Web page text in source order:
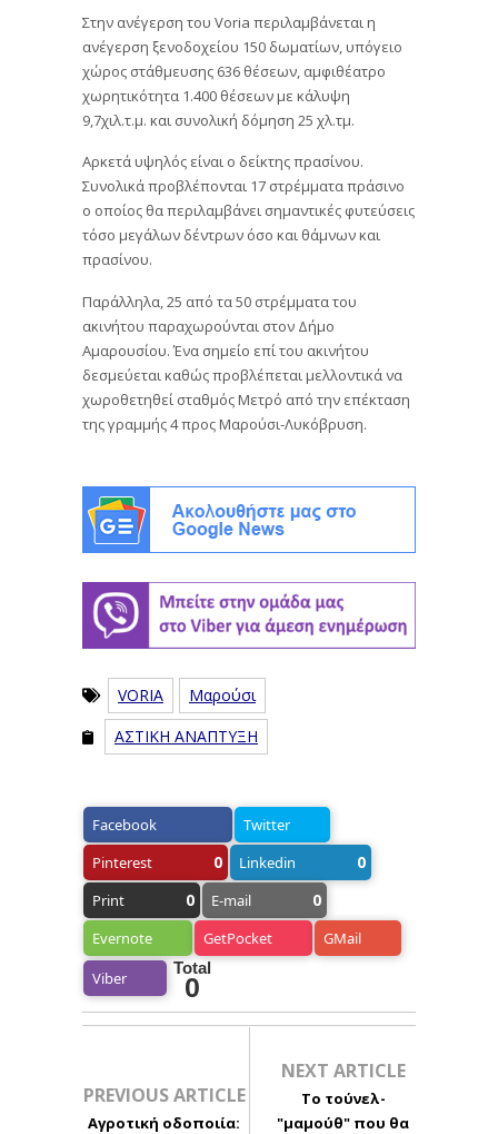
Στην ανέγερση του Voria περιλαμβάνεται η
ανέγερση ξενοδοχείου 150 δωματίων, υπόγειο
χώρος στάθμευσης 636 θέσεων, αμφιθέατρο
χωρητικότητα 1.400 θέσεων με κάλυψη
9,7χιλ.τ.μ. και συνολική δόμηση 25 χλ.τμ.
Αρκετά υψηλός είναι ο δείκτης πρασίνου.
Συνολικά προβλέπονται 17 στρέμματα πράσινο
ο οποίος θα περιλαμβάνει σημαντικές φυτεύσεις
τόσο μεγάλων δέντρων όσο και θάμνων και
πρασίνου.
Παράλληλα, 25 από τα 50 στρέμματα του
ακινήτου παραχωρούνται στον Δήμο
Αμαρουσίου. Ένα σημείο επί του ακινήτου
δεσμεύεται καθώς προβλέπεται μελλοντικά να
χωροθετηθεί σταθμός Μετρό από την επέκταση
της γραμμής 4 προς Μαρούσι-Λυκόβρυση.
VORIA
Μαρούσι
ΑΣΤΙΚΗ ΑΝΑΠΤΥΞΗ
Facebook
Twitter
Pinterest
0 Linkedin 0
Print 0 E-mail 0
Evernote GetPocket GMail
Viber
Total
0
PREVIOUS ARTICLE
Αγροτική οδοποιία:
NEXT ARTICLE
Το τούνελ-
"μαμούθ" που θα